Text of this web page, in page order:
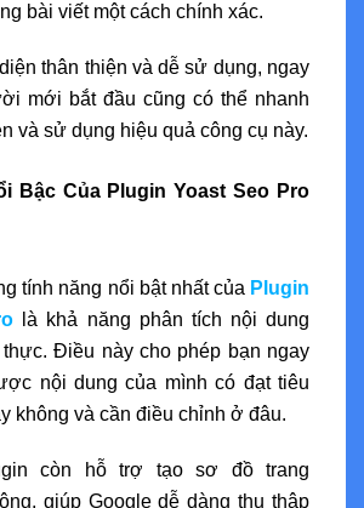
bài viết một cách chính xác.
thân thiện và dễ sử dụng, ngay
mới bắt đầu cũng có thể nhanh
và sử dụng hiệu quả công cụ này.
Bậc Của Plugin Yoast Seo Pro
tính năng nổi bật nhất của Plugin
là khả năng phân tích nội dung
Điều này cho phép bạn ngay
nội dung của mình có đạt tiêu
không và cần điều chỉnh ở đâu.
còn hỗ trợ tạo sơ đồ trang
giúp Google dễ dàng thu thập